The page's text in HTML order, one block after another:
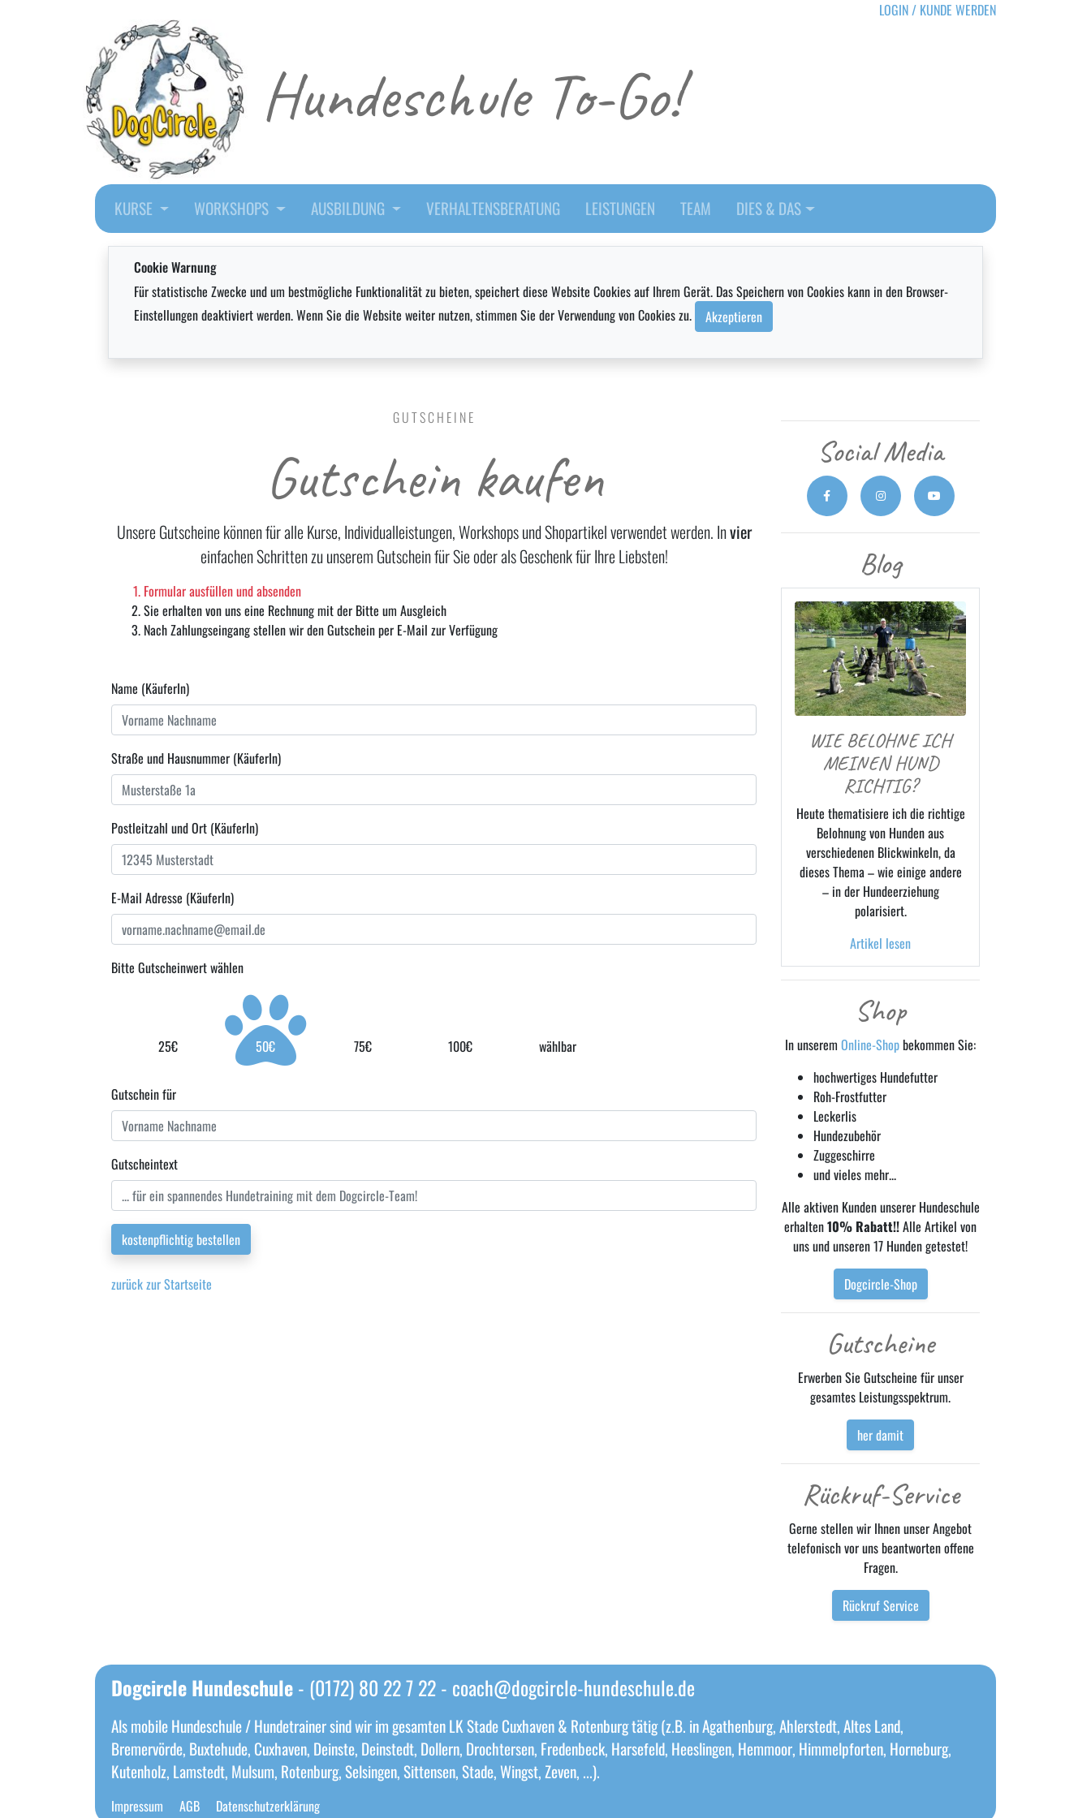
LOGIN / KUNDE WERDEN
Hundeschule To-Go!
KURSE WORKSHOPS AUSBILDUNG VERHALTENSBERATUNG LEISTUNGEN TEAM DIES & DAS
Cookie Warnung
Für statistische Zwecke und um bestmögliche Funktionalität zu bieten, speichert diese Website Cookies auf Ihrem Gerät. Das Speichern von Cookies kann in den Browser-
Einstellungen deaktiviert werden. Wenn Sie die Website weiter nutzen, stimmen Sie der Verwendung von Cookies zu.
Akzeptieren
GUTSCHEINE
Gutschein kaufen
Unsere Gutscheine können für alle Kurse, Individualleistungen, Workshops und Shopartikel verwendet werden. Invier
einfachen Schritten zu unserem Gutschein für Sie oder als Geschenk für Ihre Liebsten!
Formular ausfüllen und absenden
Sie erhalten von uns eine Rechnung mit der Bitte um Ausgleich
Nach Zahlungseingang stellen wir den Gutschein per E-Mail zur Verfügung
Name (KäuferIn)
Straße und Hausnummer (KäuferIn)
Postleitzahl und Ort (KäuferIn)
E-Mail Adresse (KäuferIn)
Bitte Gutscheinwert wählen
25€ 50€ 75€ 100€ wählbar
Gutschein für
Gutscheintext
kostenpflichtig bestellen
zurück zur Startseite
Social Media
Blog
WIE BELOHNE ICH
MEINEN HUND
RICHTIG?
Heute thematisiere ich die richtige
Belohnung von Hunden aus
verschiedenen Blickwinkeln, da
dieses Thema – wie einige andere
– in der Hundeerziehung
polarisiert.
Artikel lesen
Shop
In unserem Online-Shopbekommen Sie:
hochwertiges Hundefutter
Roh-Frostfutter
Leckerlis
Hundezubehör
Zuggeschirre
und vieles mehr...
Alle aktiven Kunden unserer Hundeschule
erhalten10% Rabatt!!Alle Artikel von
uns und unseren 17 Hunden getestet!
Dogcircle-Shop
Gutscheine
Erwerben Sie Gutscheine für unser
gesamtes Leistungsspektrum.
her damit
Rückruf-Service
Gerne stellen wir Ihnen unser Angebot
telefonisch vor uns beantworten offene
Fragen.
Rückruf Service
Dogcircle Hundeschule- (0172) 80 22 7 22 - coach@dogcircle-hundeschule.de
Als mobile Hundeschule / Hundetrainer sind wir im gesamten LK Stade Cuxhaven & Rotenburg tätig (z.B. in Agathenburg, Ahlerstedt, Altes Land,
Bremervörde, Buxtehude, Cuxhaven, Deinste, Deinstedt, Dollern, Drochtersen, Fredenbeck, Harsefeld, Heeslingen, Hemmoor, Himmelpforten, Horneburg,
Kutenholz, Lamstedt, Mulsum, Rotenburg, Selsingen, Sittensen, Stade, Wingst, Zeven, ...).
Impressum AGB Datenschutzerklärung